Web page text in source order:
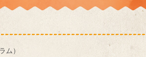
ム）